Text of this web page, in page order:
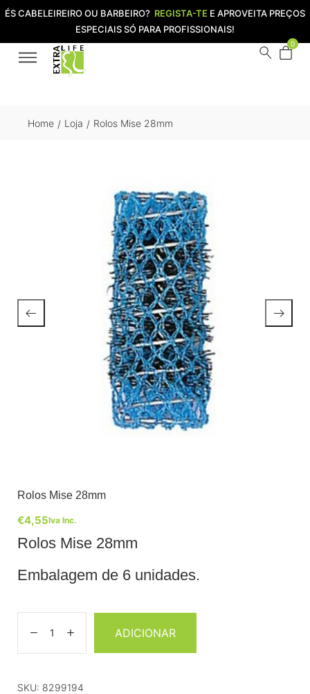
ÉS CABELEIREIRO OU BARBEIRO? REGISTA-TE E APROVEITA PREÇOS
ESPECIAIS SÓ PARA PROFISSIONAIS!
0
Home / Loja / Rolos Mise 28mm
Rolos Mise 28mm
€4,55Iva Inc.
Rolos Mise 28mm
Embalagem de 6 unidades.
ADICIONAR
SKU: 8299194